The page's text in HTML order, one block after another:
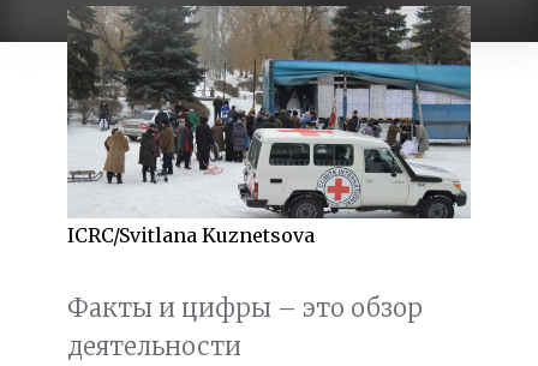
ICRC/Svitlana Kuznetsova
Факты и цифры – это обзор
деятельности